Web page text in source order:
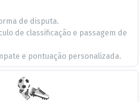
de disputa.
de classificação e passagem de
e pontuação personalizada.